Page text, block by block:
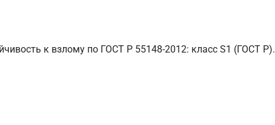
к взлому по ГОСТ Р 55148-2012: класс S1 (ГОСТ Р).